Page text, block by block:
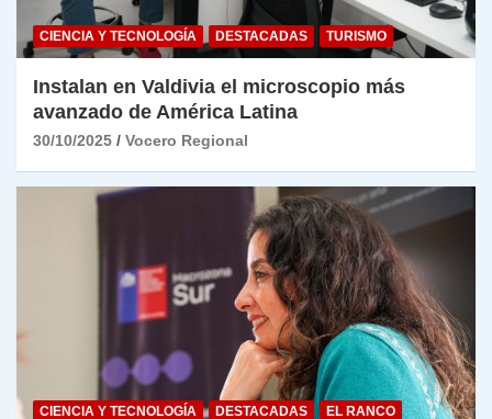
CIENCIA Y TECNOLOGÍA DESTACADAS TURISMO
Instalan en Valdivia el microscopio más
avanzado de América Latina
30/10/2025 Vocero Regional
CIENCIA Y TECNOLOGÍA DESTACADAS EL RANCO